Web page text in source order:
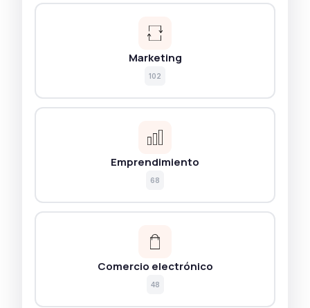
Marketing
102
Emprendimiento
68
Comercio electrónico
48